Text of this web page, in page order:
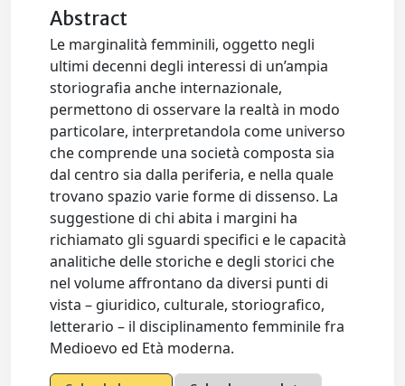
Abstract
Le marginalità femminili, oggetto negli
ultimi decenni degli interessi di un’ampia
storiografia anche internazionale,
permettono di osservare la realtà in modo
particolare, interpretandola come universo
che comprende una società composta sia
dal centro sia dalla periferia, e nella quale
trovano spazio varie forme di dissenso. La
suggestione di chi abita i margini ha
richiamato gli sguardi specifici e le capacità
analitiche delle storiche e degli storici che
nel volume affrontano da diversi punti di
vista – giuridico, culturale, storiografico,
letterario – il disciplinamento femminile fra
Medioevo ed Età moderna.